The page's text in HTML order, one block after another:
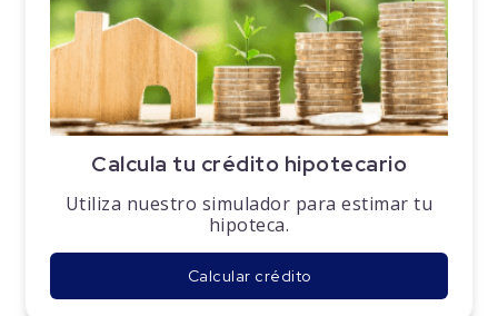
Calcula tu crédito hipotecario
Utiliza nuestro simulador para estimar tu
hipoteca.
Calcular crédito